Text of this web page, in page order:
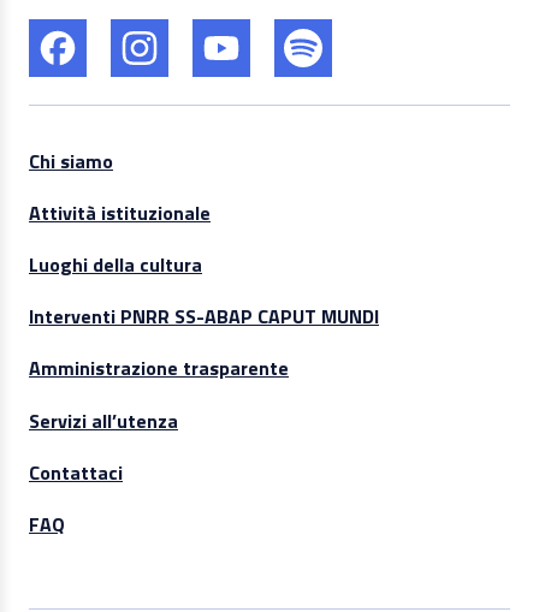
Chi siamo
Attività istituzionale
Luoghi della cultura
Interventi PNRR SS-ABAP CAPUT MUNDI
Amministrazione trasparente
Servizi all’utenza
Contattaci
FAQ